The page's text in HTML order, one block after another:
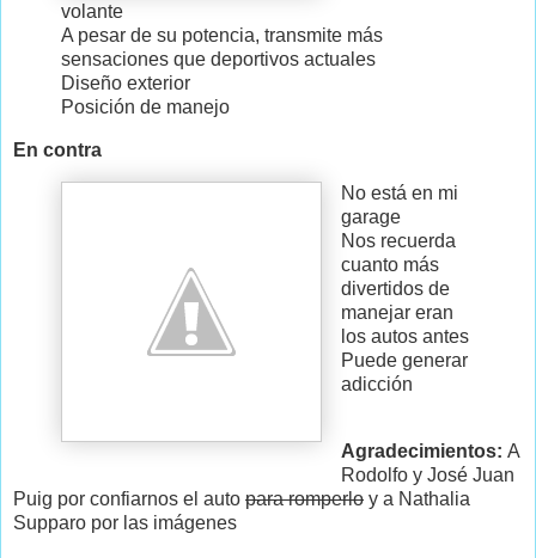
volante
A pesar de su potencia, transmite más
sensaciones que deportivos actuales
Diseño exterior
Posición de manejo
En contra
No está en mi
garage
Nos recuerda
cuanto más
divertidos de
manejar eran
los autos antes
Puede generar
adicción
Agradecimientos: A
Rodolfo y José Juan
Puig por confiarnos el auto para romperlo y a Nathalia
Supparo por las imágenes